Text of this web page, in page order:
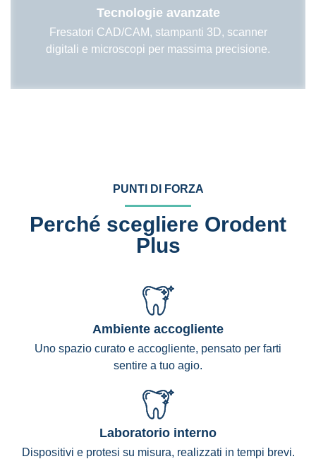
Tecnologie avanzate
Fresatori CAD/CAM, stampanti 3D, scanner
digitali e microscopi per massima precisione.
PUNTI DI FORZA
Perché scegliere Orodent
Plus
Ambiente accogliente
Uno spazio curato e accogliente, pensato per farti
sentire a tuo agio.
Laboratorio interno
Dispositivi e protesi su misura, realizzati in tempi brevi.